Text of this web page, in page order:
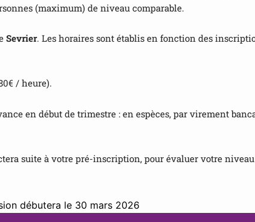
(maximum) de niveau comparable.
Sevrier. Les horaires sont établis en fonction des
/ heure).
en début de trimestre : en espèces, par virement
suite à votre pré-inscription, pour évaluer votre
débutera le 30 mars 2026